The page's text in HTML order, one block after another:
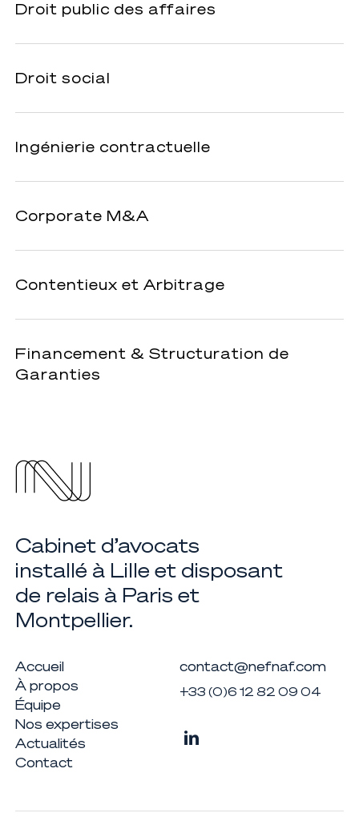
public
des
Droit public des affaires
social
Droit social
contractuelle
Ingénierie contractuelle
M&A
Corporate M&A
et
Arbitrage
Contentieux et Arbitrage
&
Structuration
Financement & Structuration de
Garanties
Cabinet d’avocats
installé à Lille et disposant
de relais à Paris et
Montpellier.
Accueil
À propos
Équipe
Nos expertises
Actualités
Contact
contact@nefnaf.com
+33 (0)6 12 82 09 04